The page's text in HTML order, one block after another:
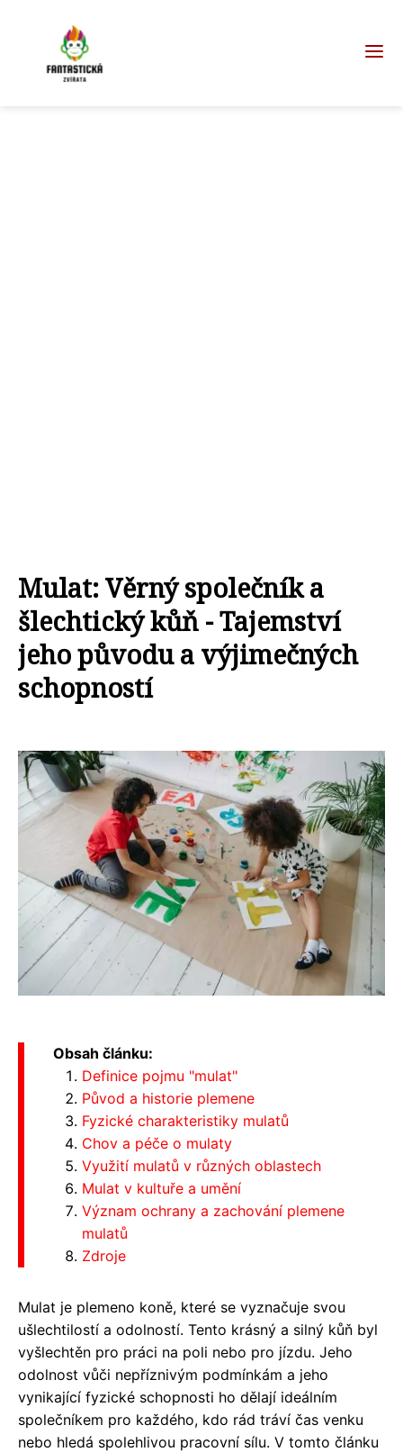
Mulat: Věrný společník a
šlechtický kůň - Tajemství
jeho původu a výjimečných
schopností
Obsah článku:
Definice pojmu "mulat"
Původ a historie plemene
Fyzické charakteristiky mulatů
Chov a péče o mulaty
Využití mulatů v různých oblastech
Mulat v kultuře a umění
Význam ochrany a zachování plemene
mulatů
Zdroje
Mulat je plemeno koně, které se vyznačuje svou
ušlechtilostí a odolností. Tento krásný a silný kůň byl
vyšlechtěn pro práci na poli nebo pro jízdu. Jeho
odolnost vůči nepříznivým podmínkám a jeho
vynikající fyzické schopnosti ho dělají ideálním
společníkem pro každého, kdo rád tráví čas venku
nebo hledá spolehlivou pracovní sílu. V tomto článku